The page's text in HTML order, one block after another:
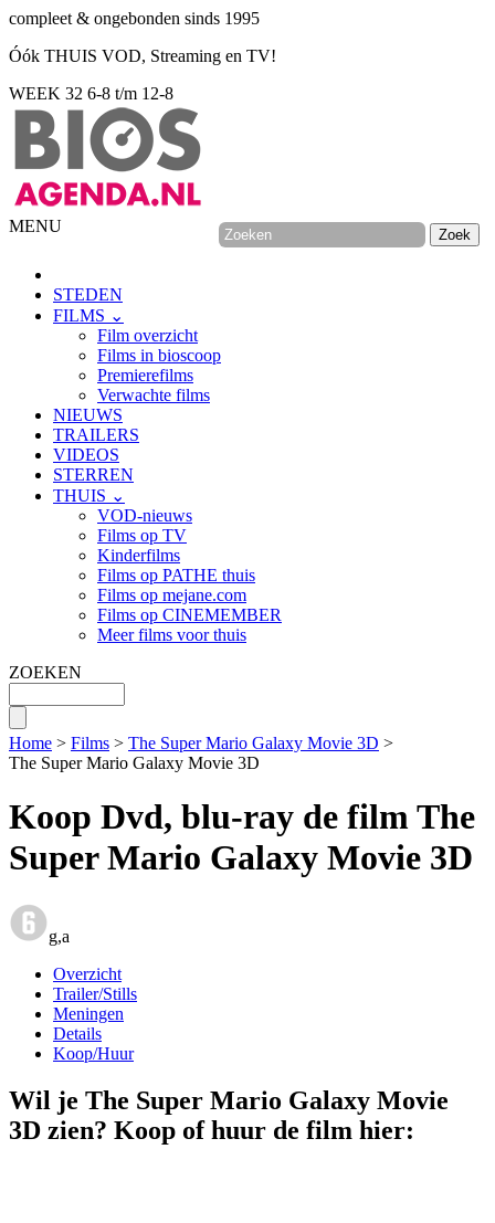
compleet & ongebonden sinds 1995
Óók THUIS VOD, Streaming en TV!
WEEK 32 6-8 t/m 12-8
MENU
STEDEN
FILMS ⌄
Film overzicht
Films in bioscoop
Premierefilms
Verwachte films
NIEUWS
TRAILERS
VIDEOS
STERREN
THUIS ⌄
VOD-nieuws
Films op TV
Kinderfilms
Films op PATHE thuis
Films op mejane.com
Films op CINEMEMBER
Meer films voor thuis
ZOEKEN
Home > Films > The Super Mario Galaxy Movie 3D >
The Super Mario Galaxy Movie 3D
Koop Dvd, blu-ray de film The
Super Mario Galaxy Movie 3D
g,a
Overzicht
Trailer/Stills
Meningen
Details
Koop/Huur
Wil je The Super Mario Galaxy Movie
3D zien? Koop of huur de film hier: